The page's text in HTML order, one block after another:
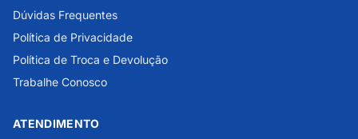
Dúvidas Frequentes
Política de Privacidade
Política de Troca e Devolução
Trabalhe Conosco
ATENDIMENTO